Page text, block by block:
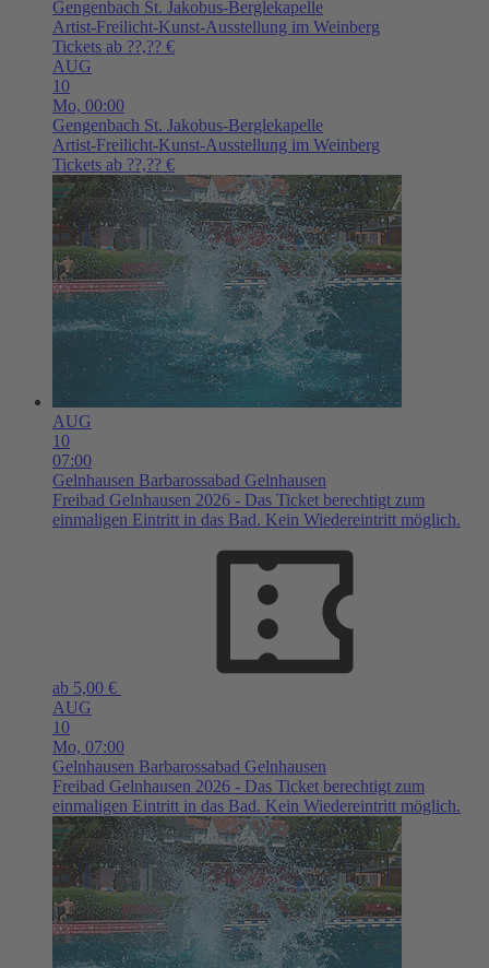
Gengenbach St. Jakobus-Berglekapelle
Artist-Freilicht-Kunst-Ausstellung im Weinberg
Tickets ab ??,?? €
AUG
10
Mo, 00:00
Gengenbach St. Jakobus-Berglekapelle
Artist-Freilicht-Kunst-Ausstellung im Weinberg
Tickets ab ??,?? €
AUG
10
07:00
Gelnhausen Barbarossabad Gelnhausen
Freibad Gelnhausen 2026 - Das Ticket berechtigt zum
einmaligen Eintritt in das Bad. Kein Wiedereintritt möglich.
ab 5,00 €
AUG
10
Mo, 07:00
Gelnhausen Barbarossabad Gelnhausen
Freibad Gelnhausen 2026 - Das Ticket berechtigt zum
einmaligen Eintritt in das Bad. Kein Wiedereintritt möglich.